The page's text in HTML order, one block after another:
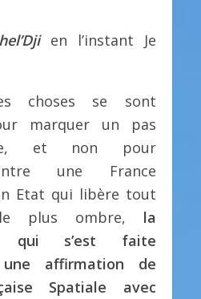
en l’instant Je
choses se sont
marquer un pas
et non pour
une France
Etat qui libère tout
plus ombre, la
qui s’est faite
affirmation de
Spatiale avec